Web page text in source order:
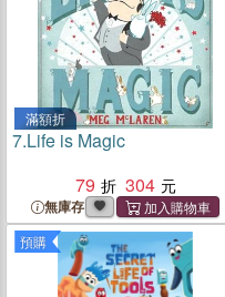
滿額折
7.Life is Magic
79
304
無庫存
預購